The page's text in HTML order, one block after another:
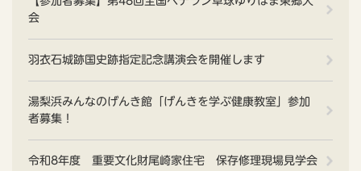
会
羽衣石城跡国史跡指定記念講演会を開催します
湯梨浜みんなのげんき館「げんきを学ぶ健康教室」参加
者募集！
令和8年度 重要文化財尾崎家住宅 保存修理現場見学会